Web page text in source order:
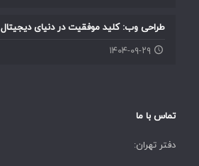
طراحی وب: کلید موفقیت در دنیای دیجیتال
۱۴۰۴-۰۹-۲۹
تماس با ما
دفتر تهران: